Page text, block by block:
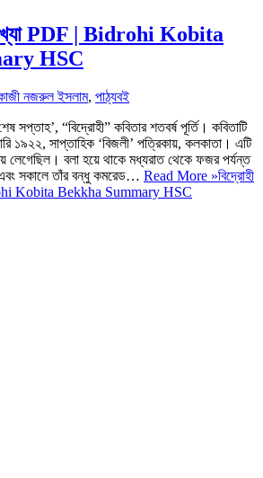
PDF | Bidrohi Kobita
HSC
নজরুল ইসলাম, পাঠ্যবই
সপ্তাহ’, “বিদ্রোহী” কবিতার শতবর্ষ পূর্তি। কবিতাটি
১৯২২, সাপ্তাহিক ‘বিজলী’ পত্রিকায়, কলকাতা। এটি
লেগেছিল। বলা হয়ে থাকে মধ্যরাত থেকে ফজর পর্যন্ত
সকালে তাঁর বন্ধু কমরেড… Read More »বিদ্রোহী
Kobita Bekkha Summary HSC